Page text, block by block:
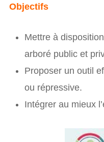
Objectifs
Mettre à
arboré public et
Proposer un outil
ou répressive.
Intégrer au mieux